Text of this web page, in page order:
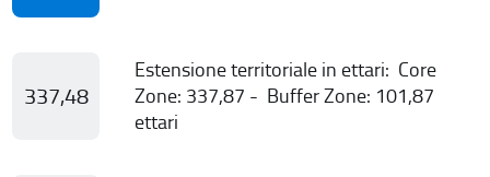
337,48
Estensione territoriale in ettari: Core
Zone: 337,87 - Buffer Zone: 101,87
ettari